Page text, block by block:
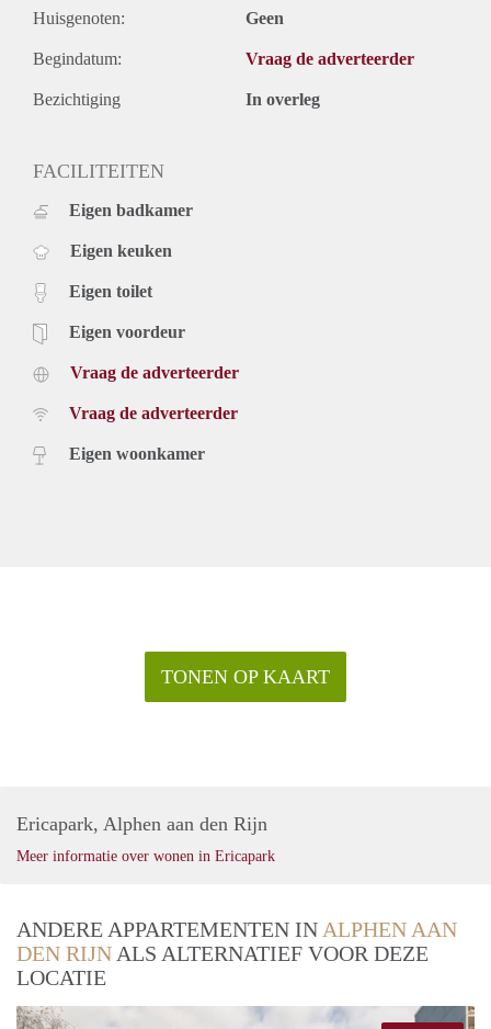
Huisgenoten: Geen
Begindatum: Vraag de adverteerder
Bezichtiging In overleg
FACILITEITEN
Eigen badkamer
Eigen keuken
Eigen toilet
Eigen voordeur
Vraag de adverteerder
Vraag de adverteerder
Eigen woonkamer
TONEN OP KAART
Ericapark, Alphen aan den Rijn
Meer informatie over wonen in Ericapark
ANDERE APPARTEMENTEN IN ALPHEN AAN
DEN RIJN ALS ALTERNATIEF VOOR DEZE
LOCATIE